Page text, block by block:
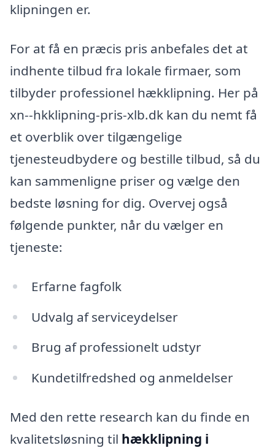
klipningen er.
For at få en præcis pris anbefales det at
indhente tilbud fra lokale firmaer, som
tilbyder professionel hækklipning. Her på
xn--hkklipning-pris-xlb.dk kan du nemt få
et overblik over tilgængelige
tjenesteudbydere og bestille tilbud, så du
kan sammenligne priser og vælge den
bedste løsning for dig. Overvej også
følgende punkter, når du vælger en
tjeneste:
Erfarne fagfolk
Udvalg af serviceydelser
Brug af professionelt udstyr
Kundetilfredshed og anmeldelser
Med den rette research kan du finde en
kvalitetsløsning til hækklipning i